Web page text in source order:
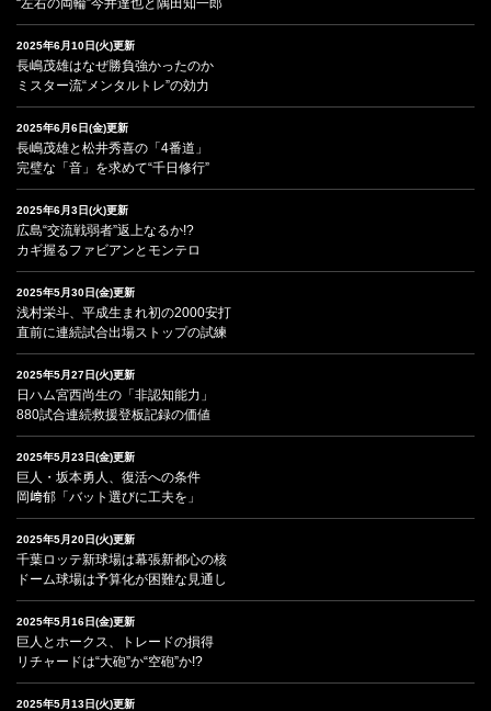
“左右の両輪”今井達也と隅田知一郎
2025年6月10日(火)更新
長嶋茂雄はなぜ勝負強かったのか
ミスター流“メンタルトレ”の効力
2025年6月6日(金)更新
長嶋茂雄と松井秀喜の「4番道」
完璧な「音」を求めて“千日修行”
2025年6月3日(火)更新
広島“交流戦弱者”返上なるか!?
カギ握るファビアンとモンテロ
2025年5月30日(金)更新
浅村栄斗、平成生まれ初の2000安打
直前に連続試合出場ストップの試練
2025年5月27日(火)更新
日ハム宮西尚生の「非認知能力」
880試合連続救援登板記録の価値
2025年5月23日(金)更新
巨人・坂本勇人、復活への条件
岡﨑郁「バット選びに工夫を」
2025年5月20日(火)更新
千葉ロッテ新球場は幕張新都心の核
ドーム球場は予算化が困難な見通し
2025年5月16日(金)更新
巨人とホークス、トレードの損得
リチャードは“大砲”か“空砲”か!?
2025年5月13日(火)更新